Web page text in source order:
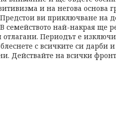
и на негова основа
ви приключване на
семейството най-накрая ще
отлагани. Периодът е
с всичките си дарби и
Действайте на всички